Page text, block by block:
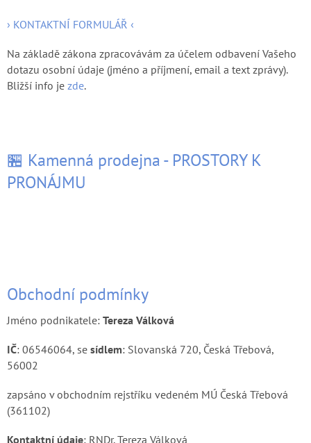
› KONTAKTNÍ FORMULÁŘ ‹
Na základě zákona zpracovávám za účelem odbavení Vašeho
dotazu osobní údaje (jméno a příjmení, email a text zprávy).
Bližší info je zde.
🏪 Kamenná prodejna - PROSTORY K
PRONÁJMU
Obchodní podmínky
Jméno podnikatele: Tereza Válková
IČ: 06546064, se sídlem: Slovanská 720, Česká Třebová,
56002
zapsáno v obchodním rejstříku vedeném MÚ Česká Třebová
(361102)
Kontaktní údaje: RNDr. Tereza Válková